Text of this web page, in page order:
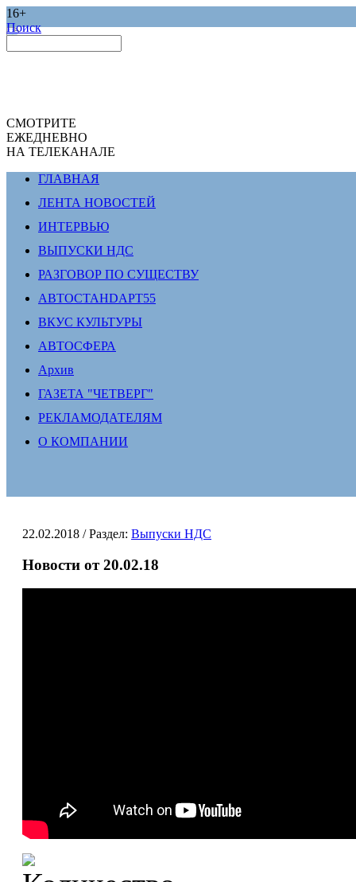
16+
Поиск
СМОТРИТЕ
ЕЖЕДНЕВНО
НА ТЕЛЕКАНАЛЕ
ГЛАВНАЯ
ЛЕНТА НОВОСТЕЙ
ИНТЕРВЬЮ
ВЫПУСКИ НДС
РАЗГОВОР ПО СУЩЕСТВУ
АВТОСТАНDАРТ55
ВКУС КУЛЬТУРЫ
АВТОСФЕРА
Архив
ГАЗЕТА "ЧЕТВЕРГ"
РЕКЛАМОДАТЕЛЯМ
О КОМПАНИИ
22.02.2018 / Раздел: Выпуски НДС
Новости от 20.02.18